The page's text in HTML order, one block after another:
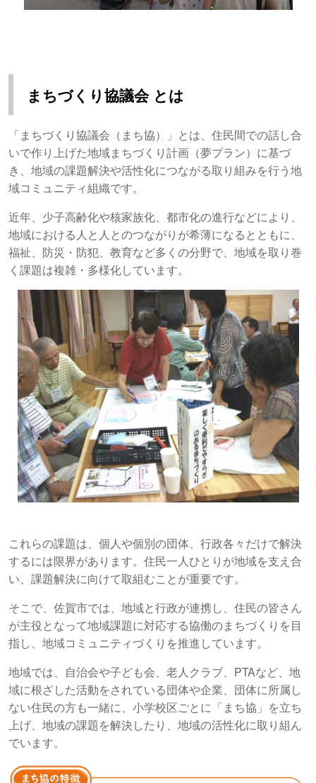
まちづくり協議会 とは
「まちづくり協議会（まち協）」とは、住民間での話し合
いで作り上げた地域まちづくり計画（夢プラン）に基づ
き、地域の課題解決や活性化につながる取り組みを行う地
域コミュニティ組織です。
近年、少子高齢化や核家族化、都市化の進行などにより、
地域における人と人とのつながりが希薄になるとともに、
福祉、防災・防犯、教育など多くの分野で、地域を取り巻
く課題は複雑・多様化しています。
これらの課題は、個人や個別の団体、行政各々だけで解決
するには限界があります。住民一人ひとりが地域を支え合
い、課題解決に向けて取組むことが重要です。
そこで、佐賀市では、地域と行政が連携し、住民の皆さん
が主役となって地域課題に対応する協働のまちづくりを目
指し、地域コミュニティづくりを推進しています。
地域では、自治会や子ども会、老人クラブ、PTAなど、地
域に根ざした活動をされている団体や企業、団体に所属し
ない住民の方も一緒に、小学校区ごとに「まち協」を立ち
上げ、地域の課題を解決したり、地域の活性化に取り組ん
でいます。